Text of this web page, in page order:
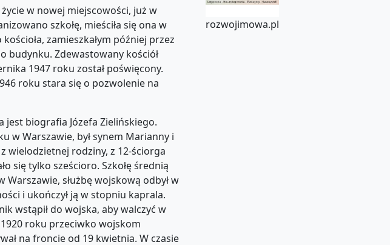
w nowej miejscowości, już w
szkołę, mieściła się ona w
zamieszkałym później przez
budynku. Zdewastowany kościół
1947 roku został poświęcony.
roku stara się o pozwolenie na
jest biografia Józefa Zielińskiego.
w Warszawie, był synem Marianny i
wielodzietnej rodziny, z 12-ściorga
się tylko sześcioro. Szkołę średnią
Warszawie, służbę wojskową odbył w
i ukończył ją w stopniu kaprala.
wstąpił do wojska, aby walczyć w
roku przeciwko wojskom
na froncie od 19 kwietnia. W czasie
rozwojimowa.pl